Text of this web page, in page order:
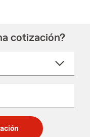
cotización?